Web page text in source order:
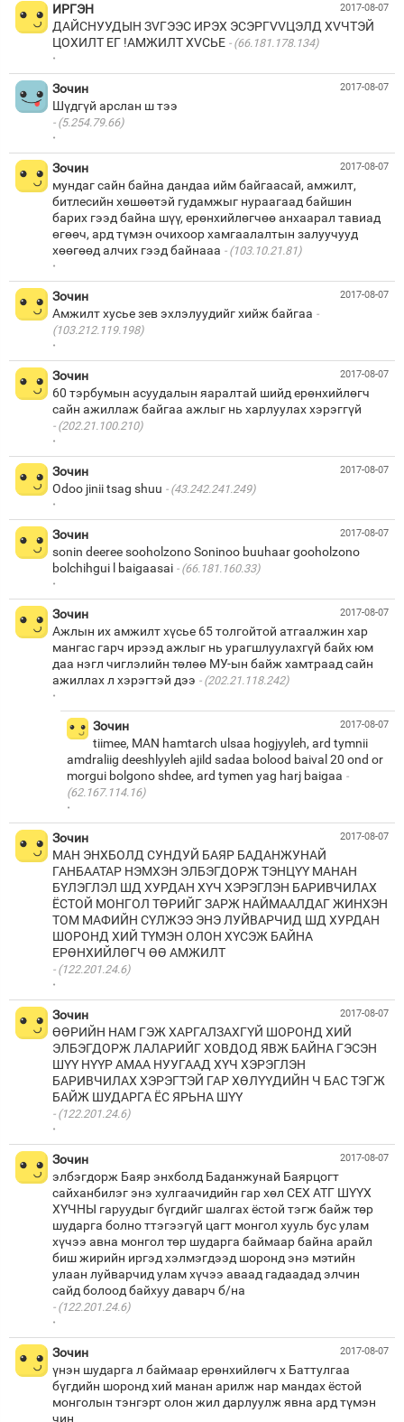
2017-08-07
ИРГЭН
ДАЙСНУУДЫН ЗVГЭЭС ИРЭХ ЭСЭРГVVЦЭЛД ХVЧТЭЙ
ЦОХИЛТ ЕГ !АМЖИЛТ ХVCЬЕ
(66.181.178.134)
·
2017-08-07
Зочин
(5.254.79.66)
·
2017-08-07
Зочин
мундаг сайн байна дандаа ийм байгаасай, амжилт,
битлесийн хөшөөтэй гудамжыг нураагаад байшин
барих гээд байна шүү, ерөнхийлөгчөө анхаарал тавиад
өгөөч, ард түмэн очихоор хамгаалалтын залуучууд
хөөгөөд алчих гээд байнааа
(103.10.21.81)
·
2017-08-07
Зочин
Амжилт хусье зев эхлэлуудийг хийж байгаа
(103.212.119.198)
·
2017-08-07
Зочин
60 тэрбумын асуудалын яаралтай шийд ерөнхийлөгч
(202.21.100.210)
·
2017-08-07
Зочин
Odoo jinii tsag shuu
(43.242.241.249)
·
2017-08-07
Зочин
sonin deeree sooholzono Soninoo buuhaar gooholzono
bolchihgui l baigaasai
(66.181.160.33)
·
2017-08-07
Зочин
Ажлын их амжилт хүсье 65 толгойтой атгаалжин хар
мангас гарч ирээд ажлыг нь урагшлуулахгүй байх юм
даа нэгл чиглэлийн төлөө МУ-ын байж хамтраад сайн
ажиллах л хэрэгтэй дээ
(202.21.118.242)
·
2017-08-07
Зочин
tiimee, MAN hamtarch ulsaa hogjyyleh, ard tymnii
amdraliig deeshlyyleh ajild sadaa bolood baival 20 ond or
morgui bolgono shdee, ard tymen yag harj baigaa
(62.167.114.16)
·
2017-08-07
Зочин
МАН ЭНХБОЛД СУНДУЙ БАЯР БАДАНЖУНАЙ
ГАНБААТАР НЭМХЭН ЭЛБЭГДОРЖ ТЭНЦҮҮ МАНАН
БҮЛЭГЛЭЛ ШД ХУРДАН ХҮЧ ХЭРЭГЛЭН БАРИВЧИЛАХ
ЁСТОЙ МОНГОЛ ТӨРИЙГ ЗАРЖ НАЙМААЛДАГ ЖИНХЭН
ТОМ МАФИЙН СҮЛЖЭЭ ЭНЭ ЛУЙВАРЧИД ШД ХУРДАН
ШОРОНД ХИЙ ТҮМЭН ОЛОН ХҮСЭЖ БАЙНА
(122.201.24.6)
·
2017-08-07
Зочин
ӨӨРИЙН НАМ ГЭЖ ХАРГАЛЗАХГҮЙ ШОРОНД ХИЙ
ЭЛБЭГДОРЖ ЛАЛАРИЙГ ХОВДОД ЯВЖ БАЙНА ГЭСЭН
ШҮҮ НҮҮР АМАА НУУГААД ХҮЧ ХЭРЭГЛЭН
БАРИВЧИЛАХ ХЭРЭГТЭЙ ГАР ХӨЛҮҮДИЙН Ч БАС ТЭГЖ
(122.201.24.6)
·
2017-08-07
Зочин
элбэгдорж Баяр энхболд Баданжунай Баярцогт
сайханбилэг энэ хулгаачидийн гар хөл СЕХ АТГ ШҮҮХ
ХҮЧНЫ гаруудыг бүгдийг шалгах ёстой тэгж байж төр
шударга болно ттэгээгүй цагт монгол хууль бус улам
хүчээ авна монгол төр шударга баймаар байна арайл
биш жирийн иргэд хэлмэгдээд шоронд энэ мэтийн
улаан луйварчид улам хүчээ аваад гадаадад элчин
(122.201.24.6)
·
2017-08-07
Зочин
үнэн шударга л баймаар ерөнхийлөгч х Баттулгаа
бүгдийн шоронд хий манан арилж нар мандах ёстой
монголын тэнгэрт олон жил дарлуулж явна ард түмэн